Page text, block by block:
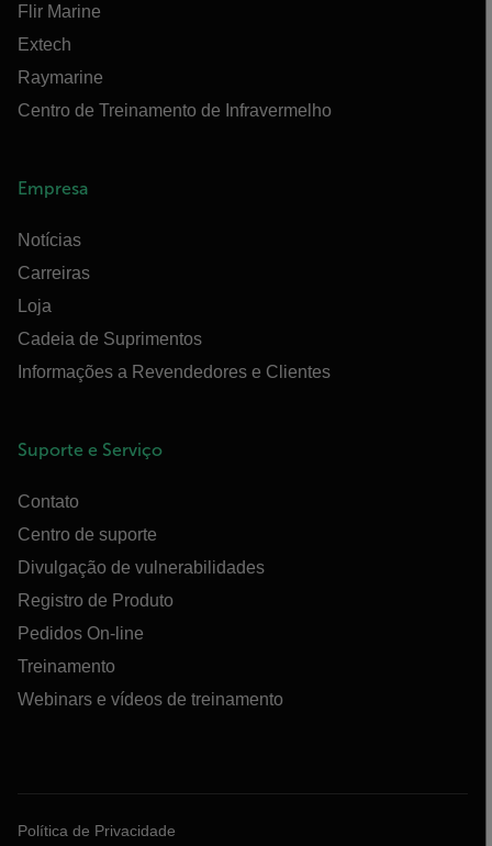
Flir Marine
Extech
Raymarine
Centro de Treinamento de Infravermelho
Empresa
Notícias
Carreiras
Loja
Cadeia de Suprimentos
Informações a Revendedores e Clientes
Suporte e Serviço
Contato
Centro de suporte
Divulgação de vulnerabilidades
Registro de Produto
Pedidos On-line
Treinamento
Webinars e vídeos de treinamento
Política de Privacidade